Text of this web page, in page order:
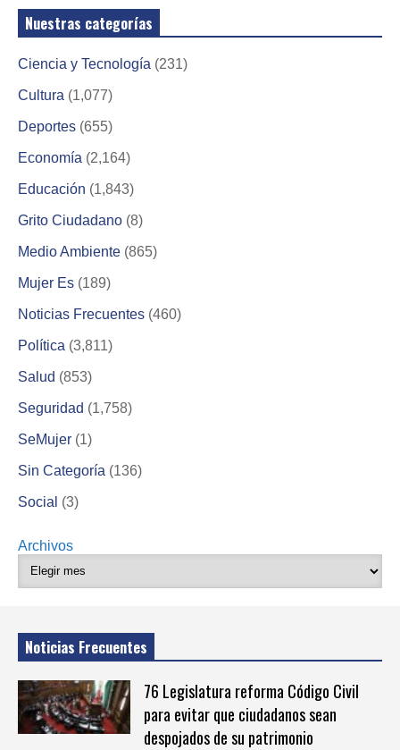
Nuestras categorías
Ciencia y Tecnología (231)
Cultura (1,077)
Deportes (655)
Economía (2,164)
Educación (1,843)
Grito Ciudadano (8)
Medio Ambiente (865)
Mujer Es (189)
Noticias Frecuentes (460)
Política (3,811)
Salud (853)
Seguridad (1,758)
SeMujer (1)
Sin Categoría (136)
Social (3)
Archivos
Noticias Frecuentes
76 Legislatura reforma Código Civil
para evitar que ciudadanos sean
despojados de su patrimonio